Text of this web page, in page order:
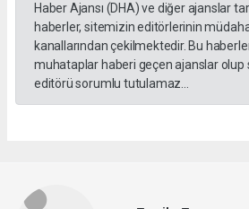
Haber Ajansı (DHA) ve diğer ajanslar
haberler, sitemizin editörlerinin
kanallarından çekilmektedir. Bu
muhataplar haberi geçen ajanslar olup
editörü sorumlu tutulamaz...